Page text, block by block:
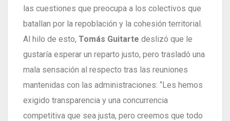
las cuestiones que preocupa a los colectivos que
batallan por la repoblación y la cohesión territorial.
Al hilo de esto, Tomás Guitarte deslizó que le
gustaría esperar un reparto justo, pero trasladó una
mala sensación al respecto tras las reuniones
mantenidas con las administraciones: “Les hemos
exigido transparencia y una concurrencia
competitiva que sea justa, pero creemos que todo